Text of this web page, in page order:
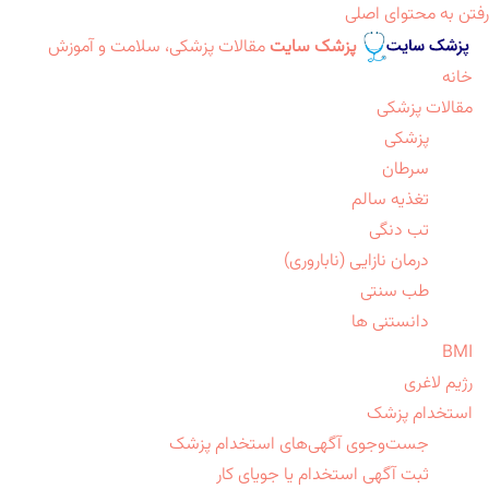
رفتن به محتوای اصلی
پزشک سایت مقالات پزشکی، سلامت و آموزش
خانه
مقالات پزشکی
پزشکی
سرطان
تغذیه سالم
تب دنگی
درمان نازایی (ناباروری)
طب سنتی
دانستنی ها
BMI
رژیم لاغری
استخدام پزشک
جست‌وجوی آگهی‌های استخدام پزشک
ثبت آگهی استخدام یا جویای کار